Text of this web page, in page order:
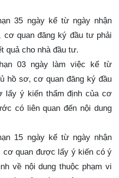
35 ngày kể từ ngày nhận
quan đăng ký đầu tư phải
quả cho nhà đầu tư.
03 ngày làm việc kể từ
hồ sơ, cơ quan đăng ký đầu
lấy ý kiến thẩm định của cơ
có liên quan đến nội dung
15 ngày kể từ ngày nhận
quan được lấy ý kiến có ý
về nội dung thuộc phạm vi